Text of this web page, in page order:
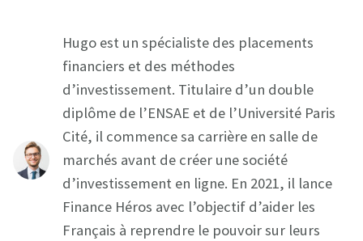
Hugo est un spécialiste des placements
financiers et des méthodes
d’investissement. Titulaire d’un double
diplôme de l’ENSAE et de l’Université Paris
Cité, il commence sa carrière en salle de
marchés avant de créer une société
d’investissement en ligne. En 2021, il lance
Finance Héros avec l’objectif d’aider les
Français à reprendre le pouvoir sur leurs